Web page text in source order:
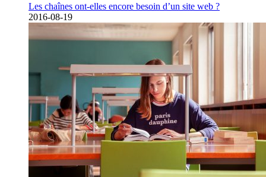
Les chaînes ont-elles encore besoin d’un site web ?
2016-08-19